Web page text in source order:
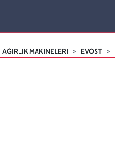
AĞIRLIK MAKİNELERİ EVOST